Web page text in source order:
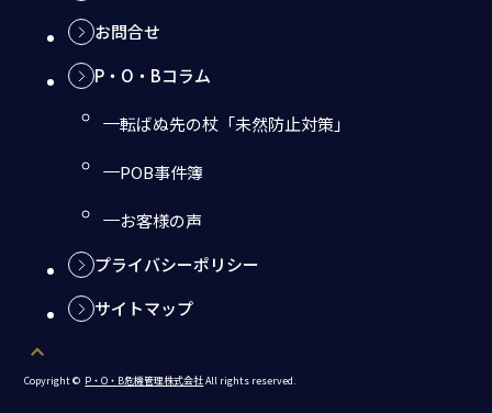
お問合せ
P・O・Bコラム
転ばぬ先の杖「未然防止対策」
POB事件簿
お客様の声
プライバシーポリシー
サイトマップ
expand_less
Copyright © P・O・B危機管理株式会社All rights reserved.